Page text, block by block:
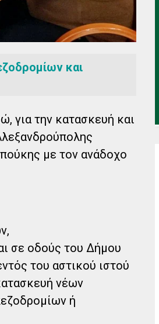
και
για την κατασκευή και
με τον ανάδοχο
σε οδούς του Δήμου
του αστικού ιστού
νέων
ή